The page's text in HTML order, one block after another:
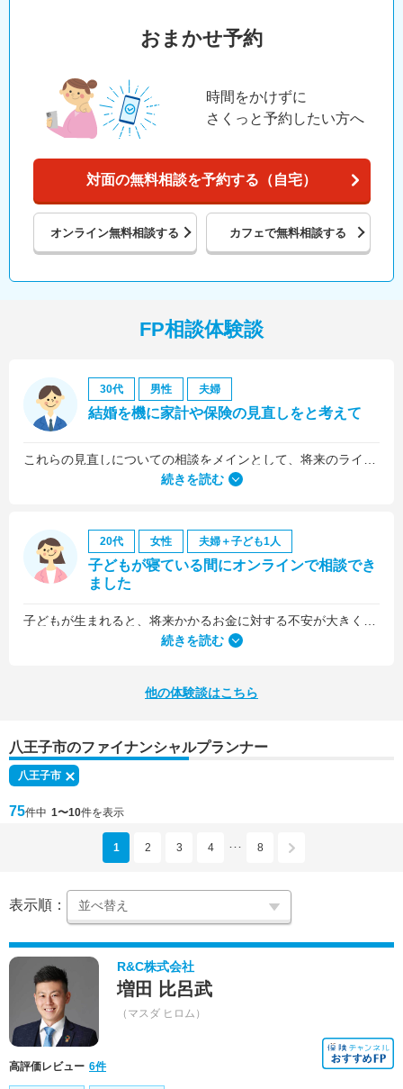
おまかせ予約
時間をかけずに
さくっと予約したい方へ
対面の無料相談を予約する（自宅）
オンライン無料相談する カフェで無料相談する
FP相談体験談
30代 男性 夫婦
結婚を機に家計や保険の見直しをと考えて
続きを読む
20代 女性 夫婦＋子ども1人
子どもが寝ている間にオンラインで相談でき
ました
何より、とても親身になって対応してくださって大満足。うちと同じように子どもの将来のお金のことで悩んでいる友人にも教えました。
続きを読む
他の体験談はこちら
八王子市のファイナンシャルプランナー
八王子市
75件中 1〜10件を表示
1 2 3 4 ･･･ 8
表示順：
R&C株式会社
増田 比呂武
（マスダ ヒロム）
高評価レビュー 6件